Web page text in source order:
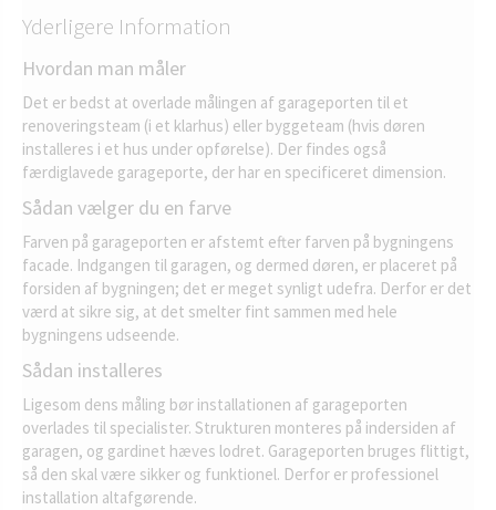
Yderligere Information
Hvordan man måler
Det er bedst at overlade målingen af garageporten til et
renoveringsteam (i et klarhus) eller byggeteam (hvis døren
installeres i et hus under opførelse). Der findes også
færdiglavede garageporte, der har en specificeret dimension.
Sådan vælger du en farve
Farven på garageporten er afstemt efter farven på bygningens
facade. Indgangen til garagen, og dermed døren, er placeret på
forsiden af bygningen; det er meget synligt udefra. Derfor er det
værd at sikre sig, at det smelter fint sammen med hele
bygningens udseende.
Sådan installeres
Ligesom dens måling bør installationen af garageporten
overlades til specialister. Strukturen monteres på indersiden af
garagen, og gardinet hæves lodret. Garageporten bruges flittigt,
så den skal være sikker og funktionel. Derfor er professionel
installation altafgørende.